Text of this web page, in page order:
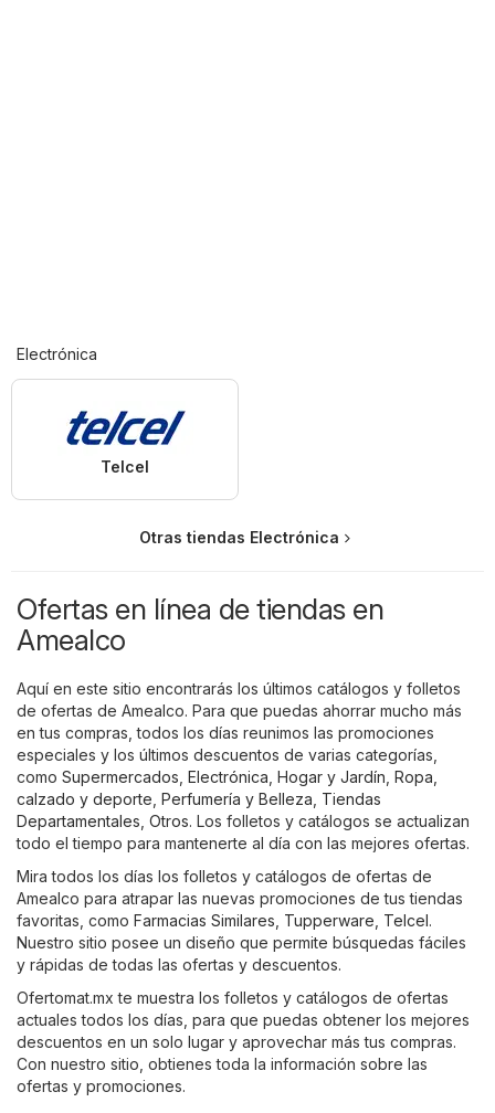
Electrónica
Telcel
Otras tiendas Electrónica
Ofertas en línea de tiendas en
Amealco
Aquí en este sitio encontrarás los últimos catálogos y folletos
de ofertas de Amealco. Para que puedas ahorrar mucho más
en tus compras, todos los días reunimos las promociones
especiales y los últimos descuentos de varias categorías,
como Supermercados Electrónica Hogar y Jardín Ropa,
calzado y deporte Perfumería y Belleza Tiendas
Departamentales Otros. Los folletos y catálogos se actualizan
todo el tiempo para mantenerte al día con las mejores ofertas.
Mira todos los días los folletos y catálogos de ofertas de
Amealco para atrapar las nuevas promociones de tus tiendas
favoritas, como Farmacias Similares Tupperware Telcel.
Nuestro sitio posee un diseño que permite búsquedas fáciles
y rápidas de todas las ofertas y descuentos.
Ofertomat.mx te muestra los folletos y catálogos de ofertas
actuales todos los días, para que puedas obtener los mejores
descuentos en un solo lugar y aprovechar más tus compras.
Con nuestro sitio, obtienes toda la información sobre las
ofertas y promociones.